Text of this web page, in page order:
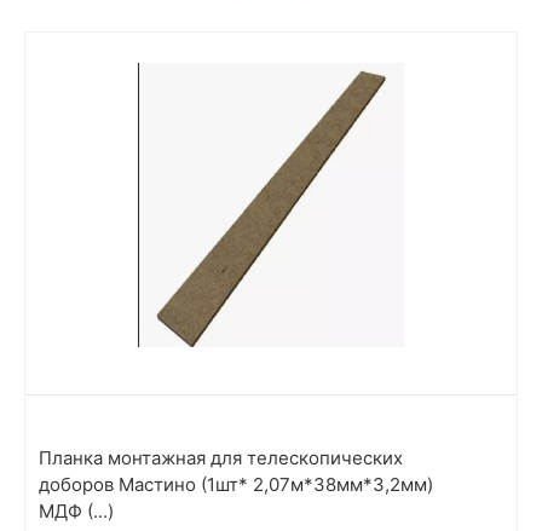
Планка монтажная для телескопических
доборов Мастино (1шт* 2,07м*38мм*3,2мм)
МДФ (...)